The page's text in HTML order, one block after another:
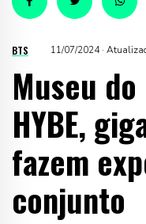
BTS 11/07/2024 ·
Museu
HYBE,
fazem
conjunto